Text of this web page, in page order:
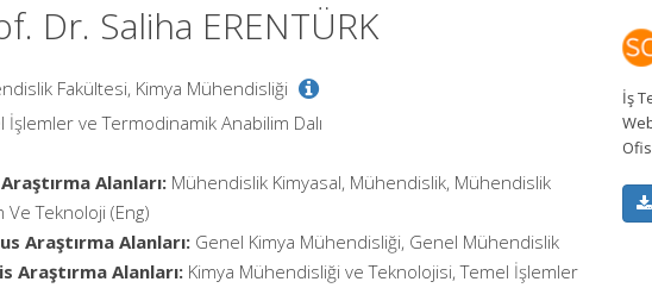
Dr. Saliha ERENTÜRK
Fakültesi, Kimya Mühendisliği
İşlemler ve Termodinamik Anabilim Dalı
Alanları: Mühendislik Kimyasal, Mühendislik, Mühendislik
Ve Teknoloji (Eng)
Araştırma Alanları: Genel Kimya Mühendisliği, Genel Mühendislik
Araştırma Alanları: Kimya Mühendisliği ve Teknolojisi, Temel İşlemler
İş